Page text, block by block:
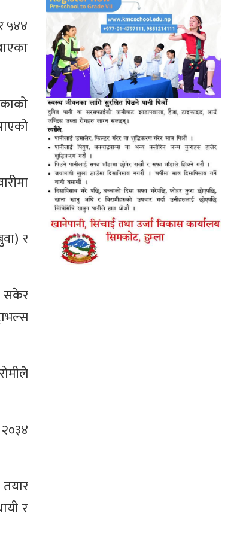
५४४
र
सकेर
र